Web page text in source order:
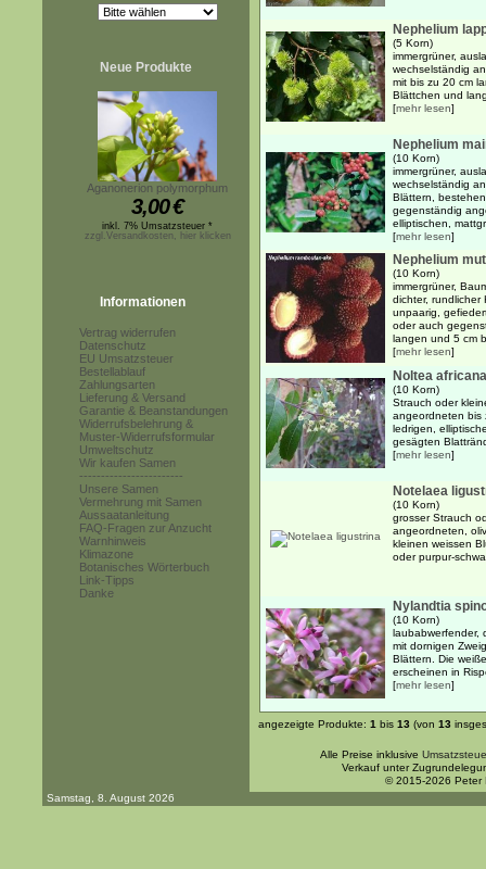
Neue Produkte
Aganonerion polymorphum
3,00€
inkl. 7% Umsatzsteuer *
zzgl.Versandkosten, hier klicken
Informationen
Vertrag widerrufen
Datenschutz
EU Umsatzsteuer
Bestellablauf
Zahlungsarten
Lieferung & Versand
Garantie & Beanstandungen
Widerrufsbelehrung &
Muster-Widerrufsformular
Umweltschutz
Wir kaufen Samen
------------------------
Unsere Samen
Vermehrung mit Samen
Aussaatanleitung
FAQ-Fragen zur Anzucht
Warnhinweis
Klimazone
Botanisches Wörterbuch
Link-Tipps
Danke
Nephelium
(5 Korn)
immergrüner,
wechselständig
mit bis zu 20 cm
Blättchen und
[mehr lesen]
Nephelium
(10 Korn)
immergrüner,
wechselständig
Blättern,
gegenständig
elliptischen,
[mehr lesen]
Nephelium
(10 Korn)
immergrüner,
dichter,
unpaarig,
oder auch
langen und 5 cm
[mehr lesen]
Noltea africana
(10 Korn)
Strauch oder
angeordneten bis
ledrigen,
gesägten
[mehr lesen]
Notelaea
(10 Korn)
grosser Strauch
angeordneten,
kleinen weissen
oder purpur-
Nylandtia
(10 Korn)
laubabwerfender,
mit dornigen
Blättern. Die
erscheinen in
[mehr lesen]
angezeigte Produkte: 1 bis 13 (von 13
Alle Preise inklusive
Verkauf unter
© 2015-2026 Peter
Samstag, 8. August 2026